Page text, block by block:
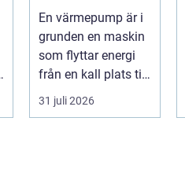
värmländskt
klimat
En värmepump är i
grunden en maskin
som flyttar energi
från en kall plats till
en varm. Den
använder...
31 juli 2026